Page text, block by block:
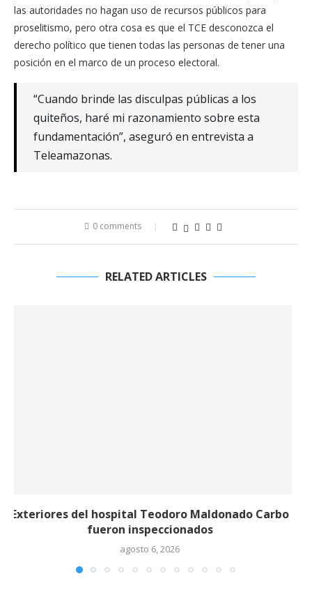
las autoridades no hagan uso de recursos públicos para
proselitismo, pero otra cosa es que el TCE desconozca el
derecho político que tienen todas las personas de tener una
posición en el marco de un proceso electoral.
“Cuando brinde las disculpas públicas a los
quiteños, haré mi razonamiento sobre esta
fundamentación”, aseguró en entrevista a
Teleamazonas.
0 comments
RELATED ARTICLES
Se aprobó el nuevo Cuadro Nacional de
Medicamentos...
agosto 5, 2026